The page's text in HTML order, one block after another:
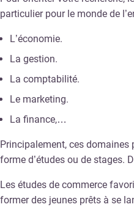
particulier pour le monde de
L’économie.
La gestion.
La comptabilité.
Le marketing.
La finance,…
Principalement, ces domaines
forme d’études ou de stages.
Les études de commerce
former des jeunes prêts à se